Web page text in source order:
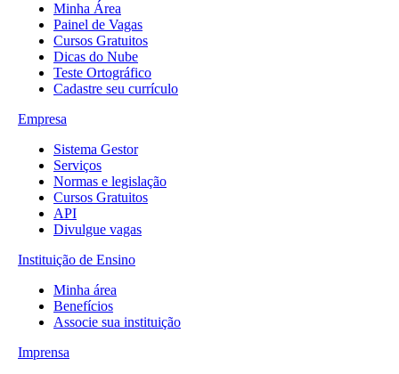
Minha Área
Painel de Vagas
Cursos Gratuitos
Dicas do Nube
Teste Ortográfico
Cadastre seu currículo
Empresa
Sistema Gestor
Serviços
Normas e legislação
Cursos Gratuitos
API
Divulgue vagas
Instituição de Ensino
Minha área
Benefícios
Associe sua instituição
Imprensa